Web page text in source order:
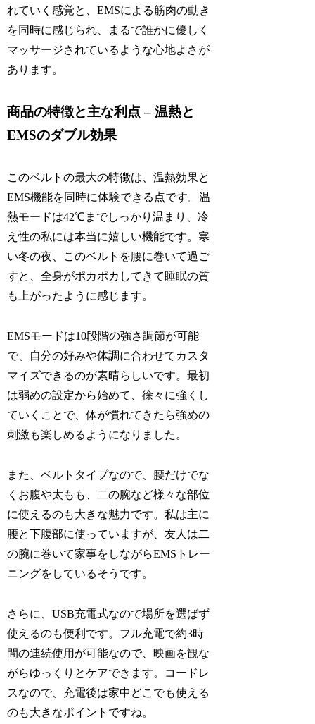
れていく感覚と、EMSによる筋肉の動き
を同時に感じられ、まるで誰かに優しく
マッサージされているような心地よさが
あります。
商品の特徴と主な利点 – 温熱と
EMSのダブル効果
このベルトの最大の特徴は、温熱効果と
EMS機能を同時に体験できる点です。温
熱モードは42℃までしっかり温まり、冷
え性の私には本当に嬉しい機能です。寒
い冬の夜、このベルトを腰に巻いて過ご
すと、全身がポカポカしてきて睡眠の質
も上がったように感じます。
EMSモードは10段階の強さ調節が可能
で、自分の好みや体調に合わせてカスタ
マイズできるのが素晴らしいです。最初
は弱めの設定から始めて、徐々に強くし
ていくことで、体が慣れてきたら強めの
刺激も楽しめるようになりました。
また、ベルトタイプなので、腰だけでな
くお腹や太もも、二の腕など様々な部位
に使えるのも大きな魅力です。私は主に
腰と下腹部に使っていますが、友人は二
の腕に巻いて家事をしながらEMSトレー
ニングをしているそうです。
さらに、USB充電式なので場所を選ばず
使えるのも便利です。フル充電で約3時
間の連続使用が可能なので、映画を観な
がらゆっくりとケアできます。コードレ
スなので、充電後は家中どこでも使える
のも大きなポイントですね。